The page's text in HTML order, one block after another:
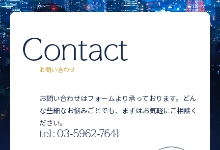
Contact
お問い合わせ
お問い合わせはフォームより承っております。どん
な些細なお悩みごとでも、まずはお気軽にご相談く
ださい。
tel : 03-5962-7641